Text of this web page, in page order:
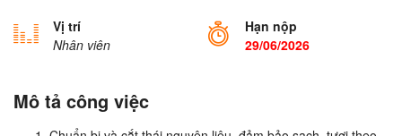
Vị trí
Nhân viên
Hạn nộp
29/06/2026
Mô tả công việc